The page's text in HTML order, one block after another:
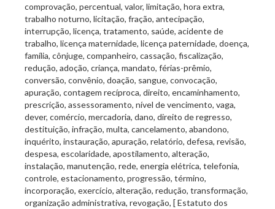
comprovação, percentual, valor, limitação, hora extra,
trabalho noturno, licitação, fração, antecipação,
interrupção, licença, tratamento, saúde, acidente de
trabalho, licença maternidade, licença paternidade, doença,
família, cônjuge, companheiro, cassação, fiscalização,
redução, adoção, criança, mandato, férias-prêmio,
conversão, convênio, doação, sangue, convocação,
apuração, contagem recíproca, direito, encaminhamento,
prescrição, assessoramento, nível de vencimento, vaga,
dever, comércio, mercadoria, dano, direito de regresso,
destituição, infração, multa, cancelamento, abandono,
inquérito, instauração, apuração, relatório, defesa, revisão,
despesa, escolaridade, apostilamento, alteração,
instalação, manutenção, rede, energia elétrica, telefonia,
controle, estacionamento, progressão, término,
incorporação, exercício, alteração, redução, transformação,
organização administrativa, revogação, [ Estatuto dos